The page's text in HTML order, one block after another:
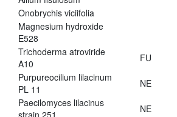
Onobrychis viciifolia
Magnesium hydroxide
E528
Trichoderma atroviride
A10
FU
Purpureocilium lilacinum
PL 11
NE
Paecilomyces lilacinus
NE